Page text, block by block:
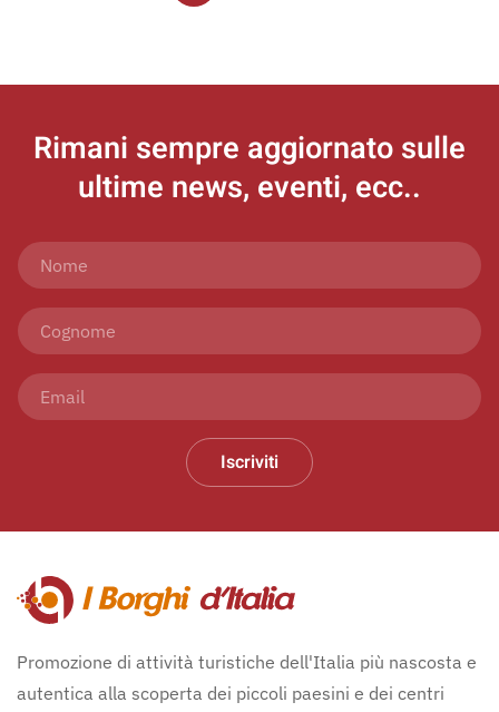
Rimani sempre aggiornato sulle
ultime news, eventi, ecc..
Iscriviti
Promozione di attività turistiche dell'Italia più nascosta e
autentica alla scoperta dei piccoli paesini e dei centri